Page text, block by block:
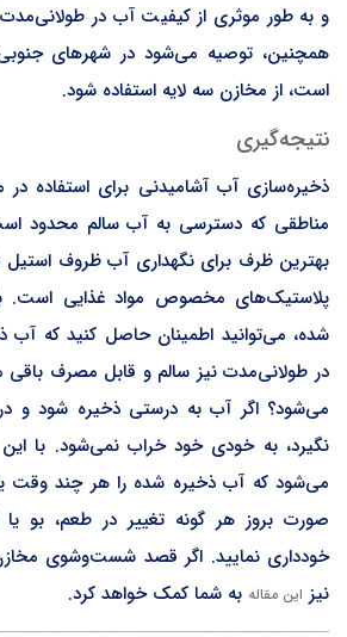
و به طور موثری از کیفیت آب در
همچنین، توصیه می‌شود در شهرهای جنوبی
است، از مخازن سه لایه استفاده شود.
نتیجه‌گیری
ذخیره‌سازی آب آشامیدنی برای استفاده در
مناطقی که دسترسی به آب سالم محدود
بهترین ظرف برای نگهداری آب ظروف
پلاستیک‌های مخصوص مواد غذایی است.
شده، می‌توانید اطمینان حاصل کنید که
در طولانی‌مدت نیز سالم و قابل مصرف باقی
می‌شود؟ اگر آب به درستی ذخیره شود و
نگیرد، به خودی خود خراب نمی‌شود. با
می‌شود که آب ذخیره شده را هر چند وقت
صورت بروز هر گونه تغییر در طعم، بو
خودداری نمایید. اگر قصد شست‌وشوی مخازن
نیز این مقاله به شما کمک خواهد کرد.